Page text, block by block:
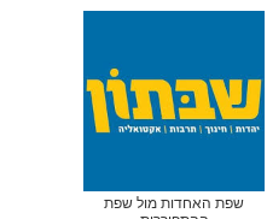
שפת האחדות מול שפת